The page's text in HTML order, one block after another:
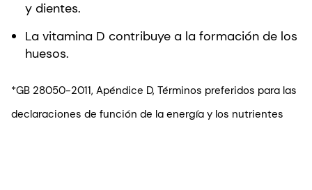
y dientes.
La vitamina D contribuye a la formación de los
huesos.
*GB 28050-2011, Apéndice D, Términos preferidos para las
declaraciones de función de la energía y los nutrientes